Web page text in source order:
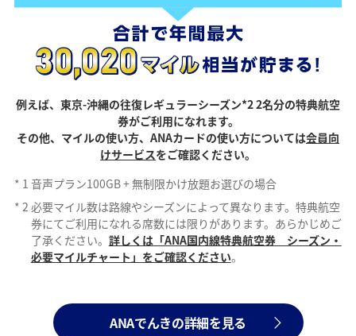
例えば、東京-沖縄の往復レギュラーシーズン*2 2名分の特典航空
券がご利用になれます。
その他、マイルの使い方、ANAカードの使い方については会員向
けサービスをご確認ください。
* 1 音声プラン100GB + 無制限かけ放題お選びの場合
* 2 必要マイル数は路線やシーズンによって異なります。特典航空
券にてご利用になれる席数には限りがあります。あらかじめご
了承ください。 詳しくは「ANA国内線特典航空券 シーズン・
必要マイルチャート」をご確認ください。
ANAでんきの詳細を見る